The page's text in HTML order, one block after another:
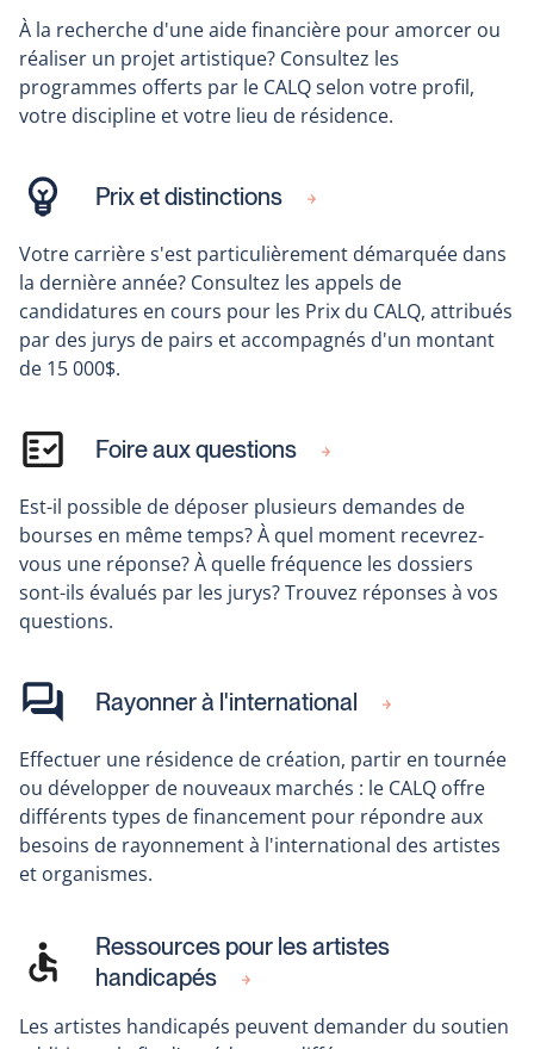
À la recherche d'une aide financière pour amorcer ou
réaliser un projet artistique? Consultez les
programmes offerts par le CALQ selon votre profil,
votre discipline et votre lieu de résidence.
Prix et distinctions
Votre carrière s'est particulièrement démarquée dans
la dernière année? Consultez les appels de
candidatures en cours pour les Prix du CALQ, attribués
par des jurys de pairs et accompagnés d'un montant
de 15 000$.
Foire aux questions
Est-il possible de déposer plusieurs demandes de
bourses en même temps? À quel moment recevrez-
vous une réponse? À quelle fréquence les dossiers
sont-ils évalués par les jurys? Trouvez réponses à vos
questions.
Rayonner à l'international
Effectuer une résidence de création, partir en tournée
ou développer de nouveaux marchés : le CALQ offre
différents types de financement pour répondre aux
besoins de rayonnement à l'international des artistes
et organismes.
Ressources pour les artistes
handicapés
Les artistes handicapés peuvent demander du soutien